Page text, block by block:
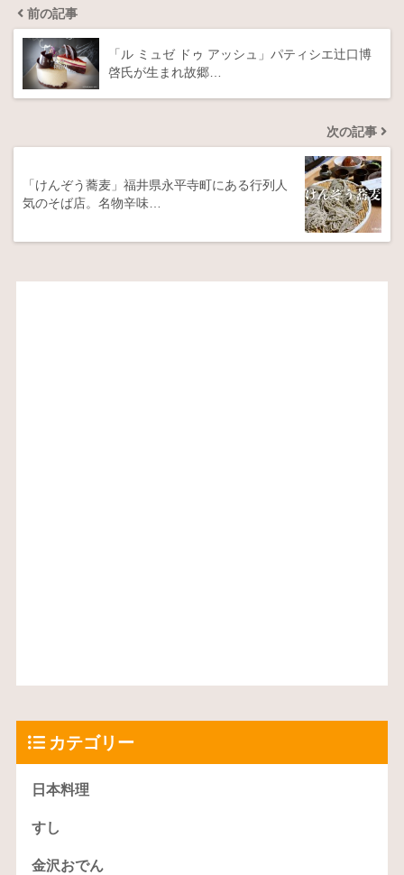
前の記事
「ル ミュゼ ドゥ アッシュ」パティシエ辻口博
啓氏が生まれ故郷…
次の記事
「けんぞう蕎麦」福井県永平寺町にある行列人
気のそば店。名物辛味…
カテゴリー
日本料理
すし
金沢おでん